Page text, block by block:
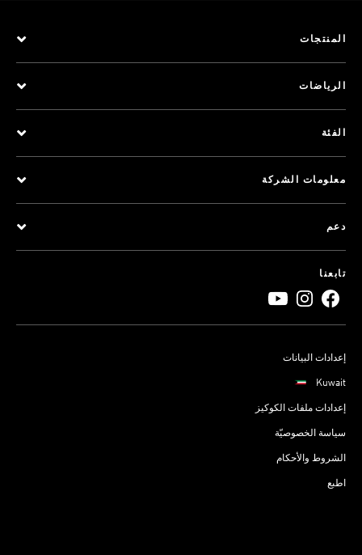
المنتجات
الرياضات
الفئة
معلومات الشركة
دعم
تابعنا
إعدادات البيانات
Kuwait
إعدادات ملفات الكوكيز
سياسة الخصوصيّة
الشروط والأحكام
اطبع